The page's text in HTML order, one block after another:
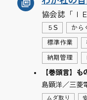
協会誌「Ｉ
５S から
標準作業
納期管理
【巻頭言】
島顕洋／三菱
ムダ取り